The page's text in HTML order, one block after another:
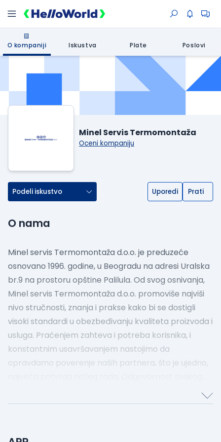
O kompaniji Iskustva Plate Poslovi
Minel Servis Termomontaža
Oceni kompaniju
Podeli iskustvo Uporedi Prati
O nama
Minel servis Termomontaža d.o.o. je preduzeće
osnovano 1996. godine, u Beogradu na adresi Uralska
br.9 na prostoru opštine Palilula. Od svog osnivanja,
Minel servis Termomontaža d.o.o. promoviše najviši
nivo stručnosti, znanja i prakse kako bi se dostigli
visoki standardi u obezbeđivanju kvaliteta proizvoda i
usluga. Praćenjem zahteva i potreba korisnika, i
konstantnim usavršavanjem nastojimo da
opravdamo poverenje naših partnera, što je ujedno,
pojednica u sistemu, veštine i znanje, svakodnevno
doprinose unapređenju sistema upravljanja